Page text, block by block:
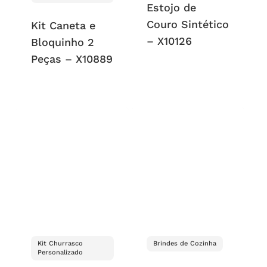
Kit Caneta e
Bloquinho 2
Peças – X10889
Estojo de
Couro Sintético
– X10126
Kit Churrasco
Personalizado
Brindes de Cozinha